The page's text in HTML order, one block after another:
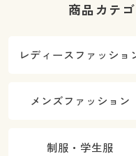
商品カテ
レディースファッショ
メンズファッション
制服・学生服